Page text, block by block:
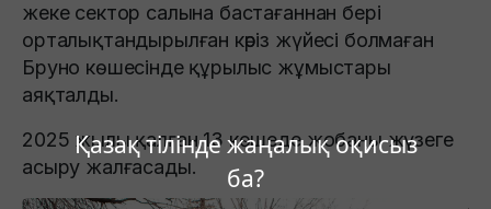
Қазақ тілінде жаңалық оқисыз
ба?
жеке сектор салына бастағаннан бері
орталықтандырылған кәріз жүйесі болмаған
Бруно көшесінде құрылыс жұмыстары
аяқталды.
2025 жылы қалған 13 көшеде жобаны жүзеге
асыру жалғасады.